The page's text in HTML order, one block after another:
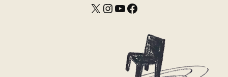
X Instagram YouTube Facebook